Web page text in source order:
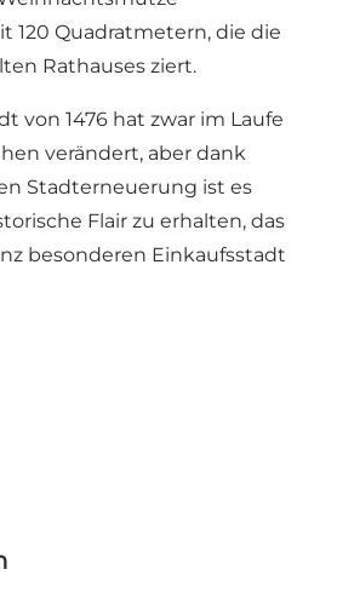
120 Quadratmetern, die die
Rathauses ziert.
von 1476 hat zwar im Laufe
verändert, aber dank
Stadterneuerung ist es
Flair zu erhalten, das
besonderen Einkaufsstadt